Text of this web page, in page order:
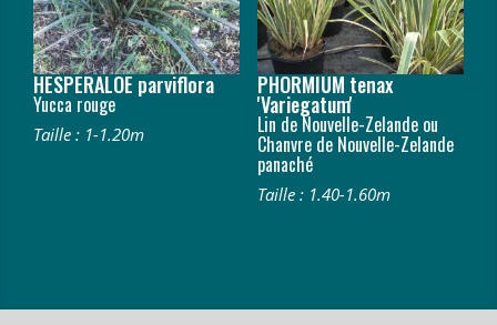
HESPERALOE parviflora
Yucca rouge
Taille : 1-1.20m
PHORMIUM tenax
'Variegatum'
Lin de Nouvelle-Zelande ou
Chanvre de Nouvelle-Zelande
panaché
Taille : 1.40-1.60m